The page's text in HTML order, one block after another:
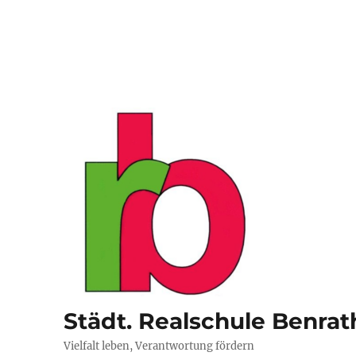
Städt. Realschule
Vielfalt leben, Verantwortung fördern